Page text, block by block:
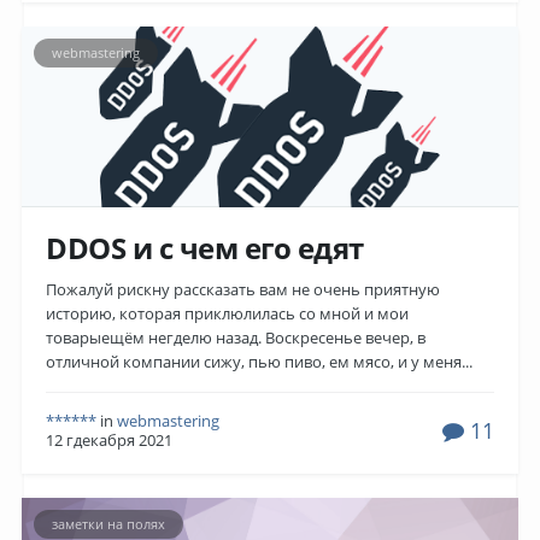
webmastering
DDOS и с чем его едят
Пожалуй рискну рассказать вам не очень приятную
историю, которая приклюлилась со мной и мои
товарыещём негделю назад. Воскресенье вечер, в
отличной компании сижу, пью пиво, ем мясо, и у меня...
****** in webmastering
12 гдекабря 2021
11
заметки на полях